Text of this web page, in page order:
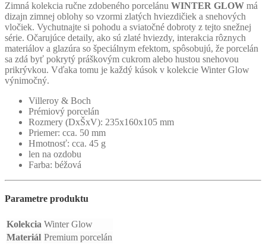
Zimná kolekcia ručne zdobeného porcelánu WINTER GLOW má
dizajn zimnej oblohy so vzormi zlatých hviezdičiek a snehových
vločiek. Vychutnajte si pohodu a sviatočné dobroty z tejto snežnej
série. Očarujúce detaily, ako sú zlaté hviezdy, interakcia rôznych
materiálov a glazúra so špeciálnym efektom, spôsobujú, že porcelán
sa zdá byť pokrytý práškovým cukrom alebo hustou snehovou
prikrývkou. Vďaka tomu je každý kúsok v kolekcie Winter Glow
výnimočný.
Villeroy & Boch
Prémiový porcelán
Rozmery (DxŠxV): 235x160x105 mm
Priemer: cca. 50 mm
Hmotnosť: cca. 45 g
len na ozdobu
Farba: béžová
Parametre produktu
Kolekcia Winter Glow
Materiál Premium porcelán